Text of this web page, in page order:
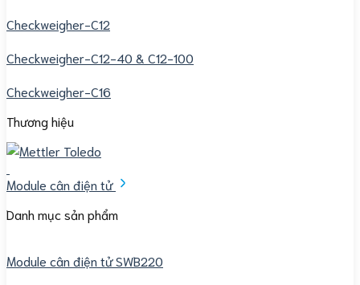
Checkweigher-C12
Checkweigher-C12-40 & C12-100
Checkweigher-C16
Thương hiệu
Module cân điện tử
Danh mục sản phẩm
Module cân điện tử SWB220